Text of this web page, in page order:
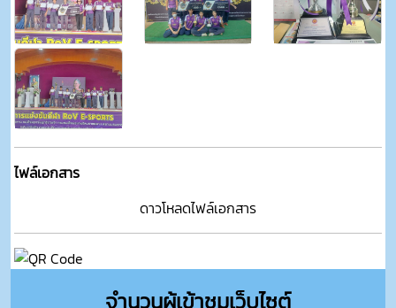
ไฟล์เอกสาร
ดาวโหลดไฟล์เอกสาร
จำนวนผู้เข้าชมเว็บไซต์